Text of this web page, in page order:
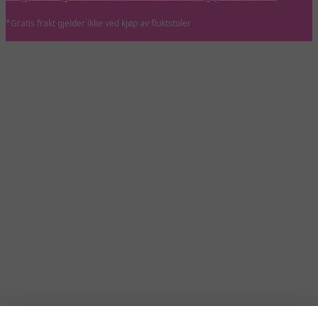
*Gratis frakt gjelder ikke ved kjøp av fluktstoler